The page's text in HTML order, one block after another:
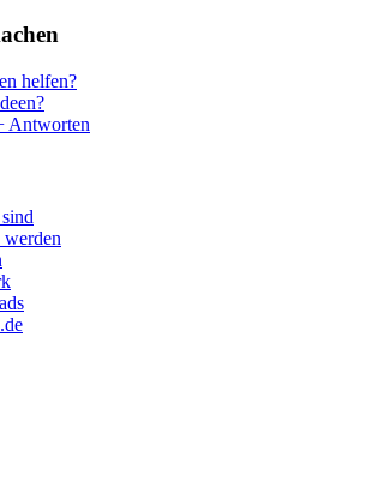
helfen?
Antworten